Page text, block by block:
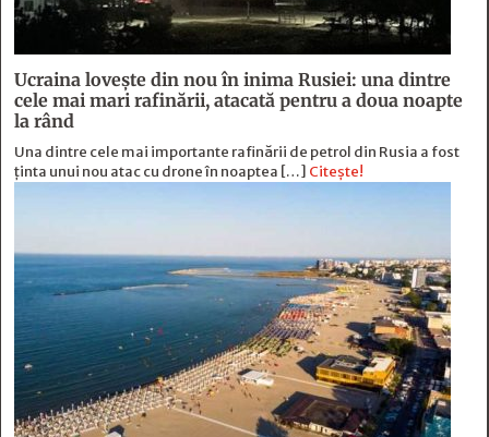
Ucraina lovește din nou în inima Rusiei: una dintre
cele mai mari rafinării, atacată pentru a doua noapte
la rând
Una dintre cele mai importante rafinării de petrol din Rusia a fost
ținta unui nou atac cu drone în noaptea […] Citește!